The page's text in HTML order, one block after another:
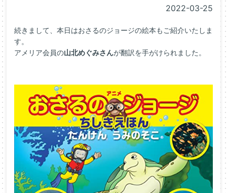
2022-03-25
続きまして、本日はおさるのジョージの絵本もご紹介いたしま
す。
アメリア会員の山北めぐみさんが翻訳を手がけられました。